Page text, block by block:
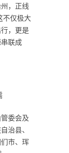
，正线
不仅极大
，更是
联成
委会及
治县、
市、珲